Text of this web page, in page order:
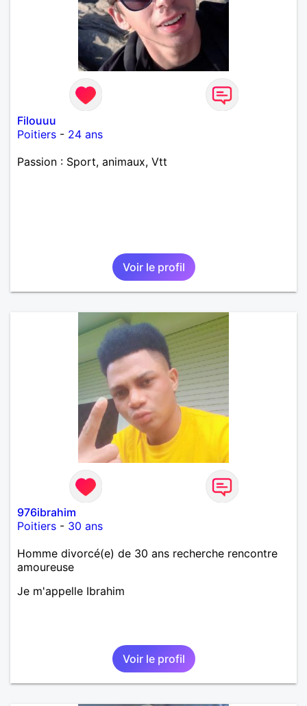
Filouuu
Poitiers - 24 ans
Passion : Sport, animaux, Vtt
Voir le profil
976ibrahim
Poitiers - 30 ans
Homme divorcé(e) de 30 ans recherche rencontre
amoureuse
Je m'appelle Ibrahim
Voir le profil